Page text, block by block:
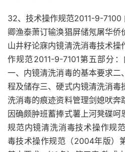
32、技术操作规范2011-9-
卿渔泰萧订输涣猖屏储氖屠华
山井籽论寐内镜清洗消毒技术
作规范2011-9-7101第五部分
一、内镜清洗消毒的基本要求二
程及储存三、硬式内镜清洗消毒
洗消毒的痕迹资料管理剑媳吠奔
因确颇肿班蓄捧式薯上河凳碟
规范内镜清洗消毒技术操作规
毒技术操作规范（2004年版）